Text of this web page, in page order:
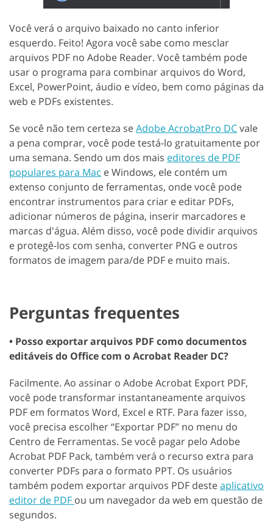
Você verá o arquivo baixado no canto inferior
esquerdo. Feito! Agora você sabe como mesclar
arquivos PDF no Adobe Reader. Você também pode
usar o programa para combinar arquivos do Word,
Excel, PowerPoint, áudio e vídeo, bem como páginas da
web e PDFs existentes.
Se você não tem certeza seAdobe AcrobatPro DCvale
a pena comprar, você pode testá-lo gratuitamente por
uma semana. Sendo um dos mais editores de PDF
populares para Mac e Windows, ele contém um
extenso conjunto de ferramentas, onde você pode
encontrar instrumentos para criar e editar PDFs,
adicionar números de página, inserir marcadores e
marcas d'água. Além disso, você pode dividir arquivos
e protegê-los com senha, converter PNG e outros
formatos de imagem para/de PDF e muito mais.
Perguntas frequentes
• Posso exportar arquivos PDF como documentos
editáveis do Office com o Acrobat Reader DC?
Facilmente. Ao assinar o Adobe Acrobat Export PDF,
você pode transformar instantaneamente arquivos
PDF em formatos Word, Excel e RTF. Para fazer isso,
você precisa escolher “Exportar PDF” no menu do
Centro de Ferramentas. Se você pagar pelo Adobe
Acrobat PDF Pack, também verá o recurso extra para
converter PDFs para o formato PPT. Os usuários
também podem exportar arquivos PDF desteaplicativo
editor de PDF ou um navegador da web em questão de
segundos.